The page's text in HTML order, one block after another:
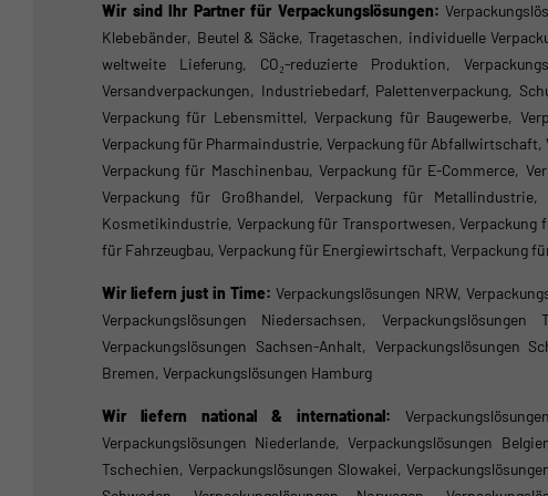
Wir sind Ihr Partner für Verpackungslösungen:
Klebebänder, Beutel & Säcke, Tragetaschen, individuelle
weltweite Lieferung, CO₂-reduzierte Produktion,
Versandverpackungen, Industriebedarf, Palettenverpackung,
Verpackung für Lebensmittel, Verpackung für Baugewerbe,
Verpackung für Pharmaindustrie, Verpackung für
Verpackung für Maschinenbau, Verpackung für E-Commerce,
Verpackung für Großhandel, Verpackung für
Kosmetikindustrie, Verpackung für Transportwesen,
für Fahrzeugbau, Verpackung für Energiewirtschaft, Verpackung
Wir liefern just in Time: Verpackungslösungen NRW,
Verpackungslösungen Niedersachsen,
Verpackungslösungen Sachsen-Anhalt, Verpackungslösungen
Bremen, Verpackungslösungen Hamburg
Wir liefern national & international:
Verpackungslösungen Niederlande, Verpackungslösungen
Tschechien, Verpackungslösungen Slowakei,